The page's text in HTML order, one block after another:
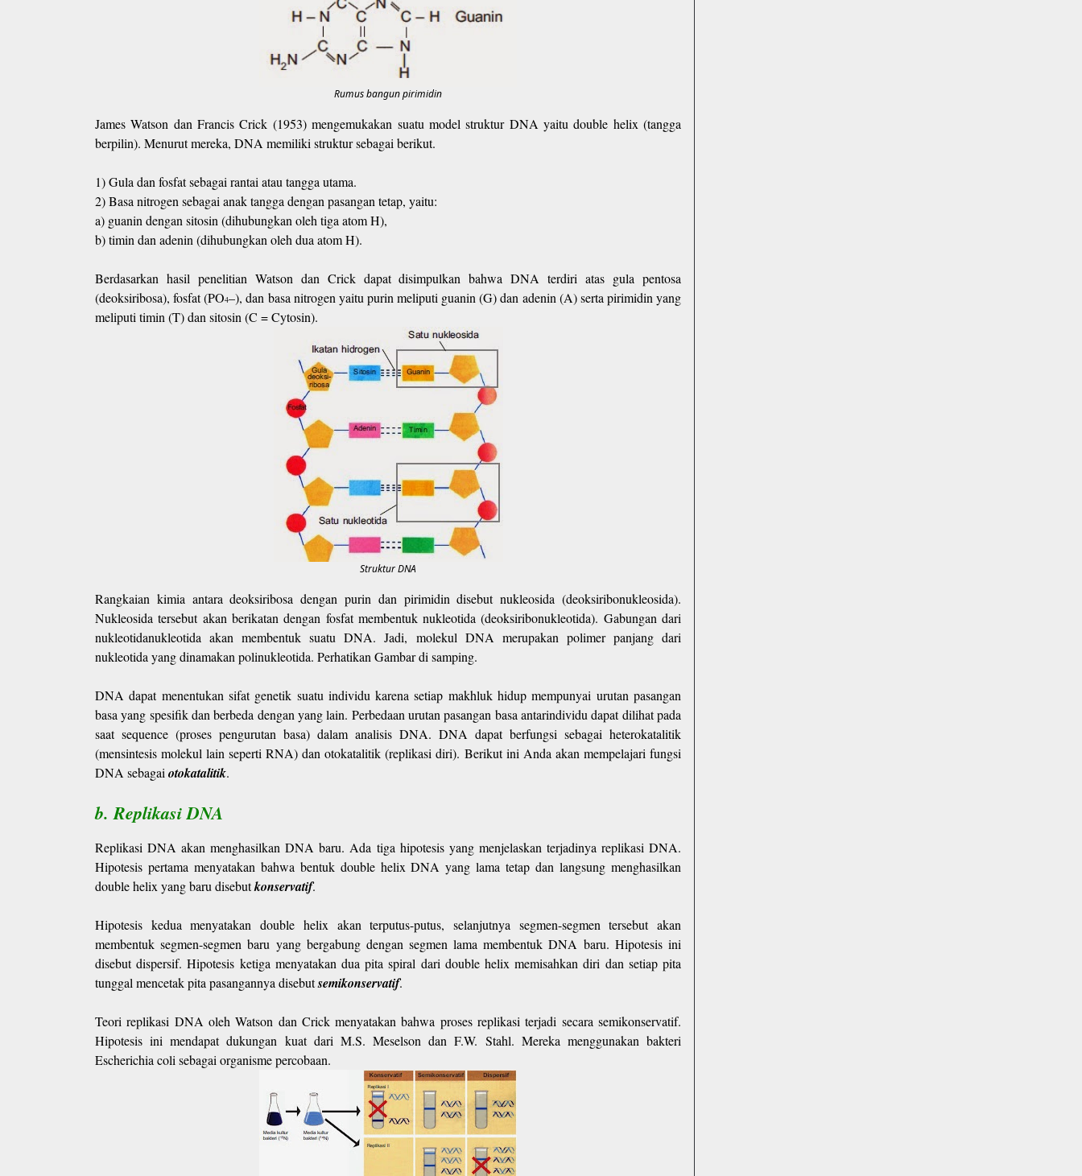
Rumus bangun pirimidin
James Watson dan Francis Crick (1953) mengemukakan suatu model struktur DNA yaitu double helix (tangga
berpilin). Menurut mereka, DNA memiliki struktur sebagai berikut.
1) Gula dan fosfat sebagai rantai atau tangga utama.
2) Basa nitrogen sebagai anak tangga dengan pasangan tetap, yaitu:
a) guanin dengan sitosin (dihubungkan oleh tiga atom H),
b) timin dan adenin (dihubungkan oleh dua atom H).
Berdasarkan hasil penelitian Watson dan Crick dapat disimpulkan bahwa DNA terdiri atas gula pentosa
(deoksiribosa), fosfat (PO4–), dan basa nitrogen yaitu purin meliputi guanin (G) dan adenin (A) serta pirimidin yang
meliputi timin (T) dan sitosin (C = Cytosin).
Struktur DNA
Rangkaian kimia antara deoksiribosa dengan purin dan pirimidin disebut nukleosida (deoksiribonukleosida).
Nukleosida tersebut akan berikatan dengan fosfat membentuk nukleotida (deoksiribonukleotida). Gabungan dari
nukleotidanukleotida akan membentuk suatu DNA. Jadi, molekul DNA merupakan polimer panjang dari
nukleotida yang dinamakan polinukleotida. Perhatikan Gambar di samping.
DNA dapat menentukan sifat genetik suatu individu karena setiap makhluk hidup mempunyai urutan pasangan
basa yang spesifik dan berbeda dengan yang lain. Perbedaan urutan pasangan basa antarindividu dapat dilihat pada
saat sequence (proses pengurutan basa) dalam analisis DNA. DNA dapat berfungsi sebagai heterokatalitik
(mensintesis molekul lain seperti RNA) dan otokatalitik (replikasi diri). Berikut ini Anda akan mempelajari fungsi
DNA sebagai otokatalitik.
b. Replikasi DNA
Replikasi DNA akan menghasilkan DNA baru. Ada tiga hipotesis yang menjelaskan terjadinya replikasi DNA.
Hipotesis pertama menyatakan bahwa bentuk double helix DNA yang lama tetap dan langsung menghasilkan
double helix yang baru disebutkonservatif.
Hipotesis kedua menyatakan double helix akan terputus-putus, selanjutnya segmen-segmen tersebut akan
membentuk segmen-segmen baru yang bergabung dengan segmen lama membentuk DNA baru. Hipotesis ini
disebut dispersif. Hipotesis ketiga menyatakan dua pita spiral dari double helix memisahkan diri dan setiap pita
tunggal mencetak pita pasangannya disebutsemikonservatif.
Teori replikasi DNA oleh Watson dan Crick menyatakan bahwa proses replikasi terjadi secara semikonservatif.
Hipotesis ini mendapat dukungan kuat dari M.S. Meselson dan F.W. Stahl. Mereka menggunakan bakteri
Escherichia coli sebagai organisme percobaan.